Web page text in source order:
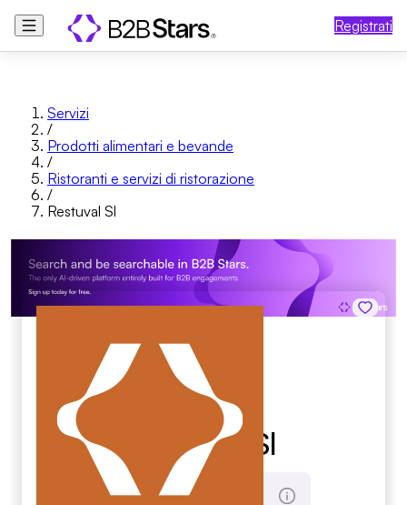
Registrati
Servizi
/
Prodotti alimentari e bevande
/
Ristoranti e servizi di ristorazione
/
Restuval Sl
Restuval Sl
Score Totale